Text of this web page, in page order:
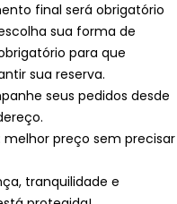
final será obrigatório
sua forma de
para que
sua reserva.
seus pedidos desde
melhor preço sem precisar
tranquilidade e